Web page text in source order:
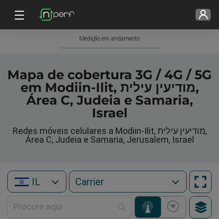
Medição em andamento
Mapa de cobertura 3G / 4G / 5G
em Modiin-Ilit, מודיעין עילית,
Área C, Judeia e Samaria,
Israel
Redes móveis celulares a Modiin-Ilit, מודיעין עילית,
Área C, Judeia e Samaria, Jerusalem, Israel
IL